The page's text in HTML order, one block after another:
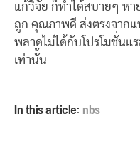
แก้วิจัย ก็ทำได้สบายๆ หา
ถูก คุณภาพดี ส่งตรงจาก
พลาดไม่ได้กับโปรโมชั่นแ
เท่านั้น
In this article:nbs